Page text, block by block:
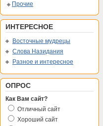
Прочие
ИНТЕРЕСНОЕ
Восточные мудрецы
Слова Назидания
Разное и интересное
ОПРОС
Как Вам сайт?
Отличный сайт
Хороший сайт